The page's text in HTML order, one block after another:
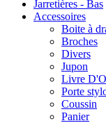
Jarretières - Bas
Accessoires
Boite à
Broches
Divers
Jupon
Livre
Porte
Coussin
Panier